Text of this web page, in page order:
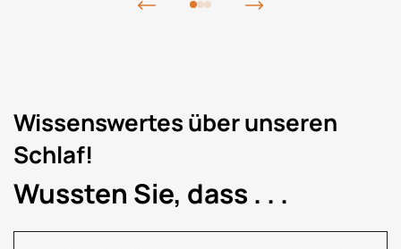
Wissenswertes über unseren
Schlaf!
Wussten Sie, dass . . .